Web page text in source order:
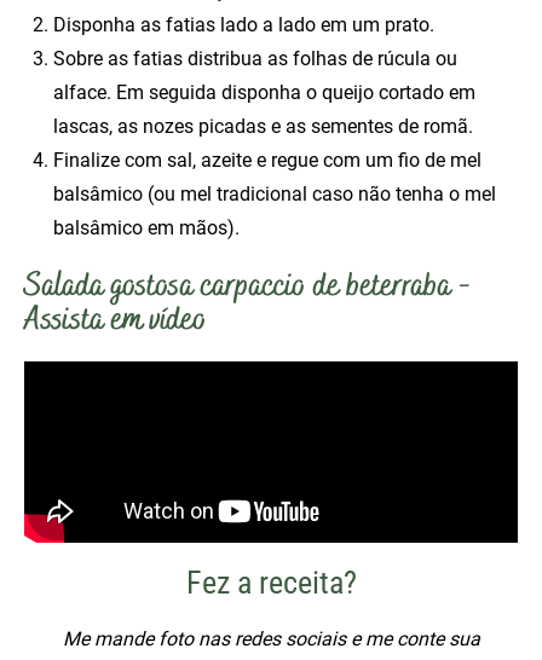
Disponha as fatias lado a lado em um prato.
Sobre as fatias distribua as folhas de rúcula ou
alface. Em seguida disponha o queijo cortado em
lascas, as nozes picadas e as sementes de romã.
Finalize com sal, azeite e regue com um fio de mel
balsâmico (ou mel tradicional caso não tenha o mel
balsâmico em mãos).
Salada gostosa carpaccio de beterraba -
Assista em vídeo
Fez a receita?
Me mande foto nas redes sociais e me conte sua